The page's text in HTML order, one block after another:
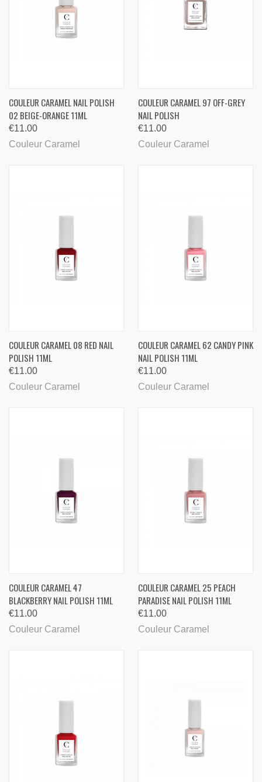
COULEUR CARAMEL NAIL POLISH
02 BEIGE-ORANGE 11ML
€11.00
Couleur Caramel
COULEUR CARAMEL 97 OFF-GREY
NAIL POLISH
€11.00
Couleur Caramel
COULEUR CARAMEL 08 RED NAIL
POLISH 11ML
€11.00
Couleur Caramel
COULEUR CARAMEL 62 CANDY PINK
NAIL POLISH 11ML
€11.00
Couleur Caramel
COULEUR CARAMEL 47
BLACKBERRY NAIL POLISH 11ML
€11.00
Couleur Caramel
COULEUR CARAMEL 25 PEACH
PARADISE NAIL POLISH 11ML
€11.00
Couleur Caramel